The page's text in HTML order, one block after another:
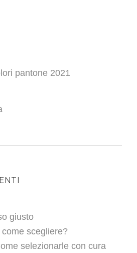
pantone 2021
giusto
scegliere?
selezionarle con cura